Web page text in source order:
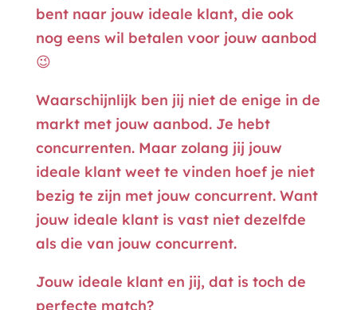
bent naar jouw ideale klant, die ook
nog eens wil betalen voor jouw aanbod
😉
Waarschijnlijk ben jij niet de enige in de
markt met jouw aanbod. Je hebt
concurrenten. Maar zolang jij jouw
ideale klant weet te vinden hoef je niet
bezig te zijn met jouw concurrent. Want
jouw ideale klant is vast niet dezelfde
als die van jouw concurrent.
Jouw ideale klant en jij, dat is toch de
perfecte match?